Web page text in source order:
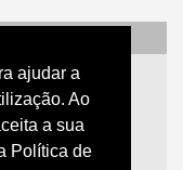
ajudar a
Ao
a sua
Política de